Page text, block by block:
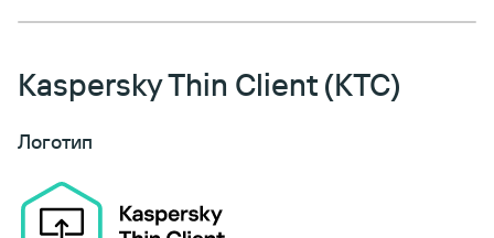
Kaspersky Thin Client (KTC)
Логотип